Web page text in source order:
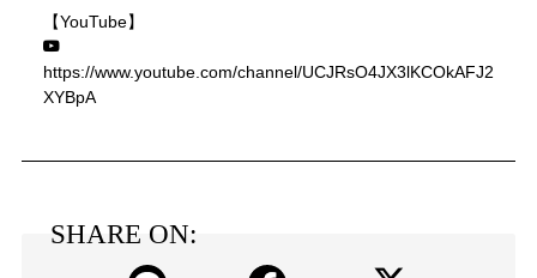
【YouTube】
https://www.youtube.com/channel/UCJRsO4JX3lKCOkAFJ2
XYBpA
SHARE ON: